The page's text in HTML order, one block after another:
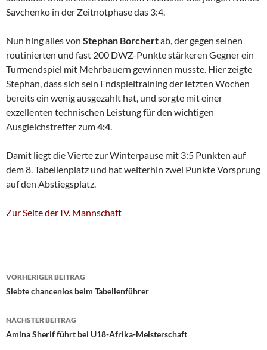
Savchenko in der Zeitnotphase das 3:4.
Nun hing alles von Stephan Borchertab, der gegen seinen
routinierten und fast 200 DWZ-Punkte stärkeren Gegner ein
Turmendspiel mit Mehrbauern gewinnen musste. Hier zeigte
Stephan, dass sich sein Endspieltraining der letzten Wochen
bereits ein wenig ausgezahlt hat, und sorgte mit einer
exzellenten technischen Leistung für den wichtigen
Ausgleichstreffer zum4:4.
Damit liegt die Vierte zur Winterpause mit 3:5 Punkten auf
dem 8. Tabellenplatz und hat weiterhin zwei Punkte Vorsprung
auf den Abstiegsplatz.
Zur Seite der IV. Mannschaft
Beitragsnavigation
VORHERIGER BEITRAG
Siebte chancenlos beim Tabellenführer
NÄCHSTER BEITRAG
Amina Sherif führt bei U18-Afrika-Meisterschaft